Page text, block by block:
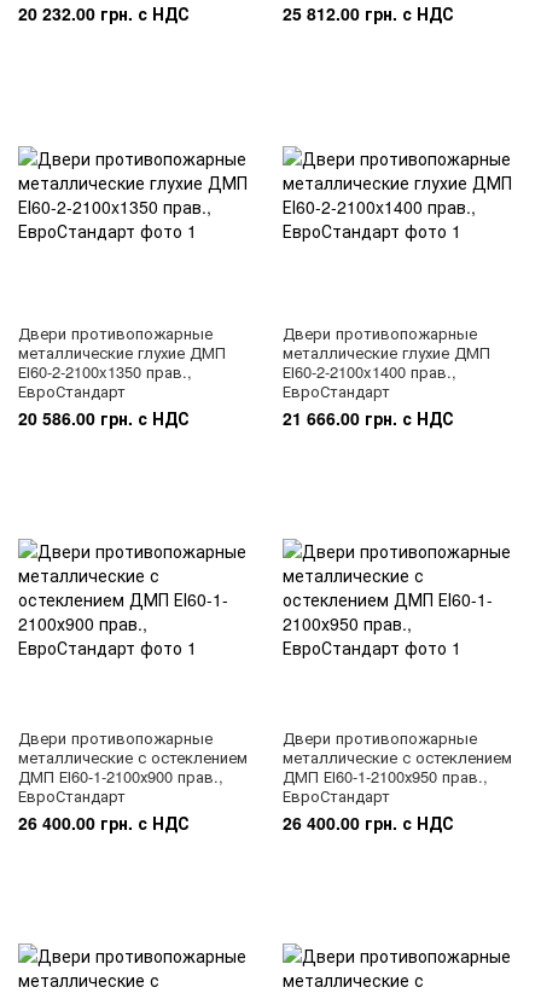
20 232.00 грн. с НДС 25 812.00 грн. с НДС
Двери противопожарные
металлические глухие ДМП
ЕІ60-2-2100x1350 прав.,
ЕвроСтандарт
20 586.00 грн. с НДС
Двери противопожарные
металлические глухие ДМП
ЕІ60-2-2100x1400 прав.,
ЕвроСтандарт
21 666.00 грн. с НДС
Двери противопожарные
металлические с остеклением
ДМП ЕІ60-1-2100х900 прав.,
ЕвроСтандарт
26 400.00 грн. с НДС
Двери противопожарные
металлические с остеклением
ДМП ЕІ60-1-2100х950 прав.,
ЕвроСтандарт
26 400.00 грн. с НДС